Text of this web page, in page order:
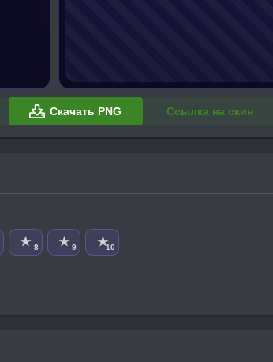
Скачать PNG Ссылка на скин
★ 8 ★ 9 ★10